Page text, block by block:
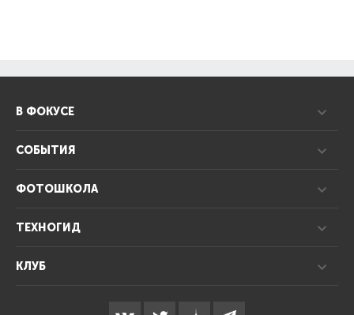
В ФОКУСЕ
СОБЫТИЯ
ФОТОШКОЛА
ТЕХНОГИД
КЛУБ